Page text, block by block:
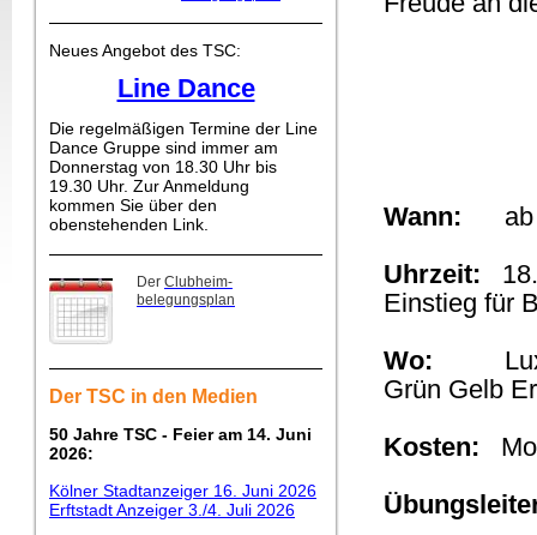
Neues Angebot des TSC:
Line Dance
Die regelmäßigen Termine der Line
Dance Gruppe sind immer am
Donnerstag von 18.30 Uhr bis
19.30 Uhr. Zur Anmeldung
kommen Sie über den
obenstehenden Link.
Der Clubheim-
belegungsplan
Der TSC in den Medien
50 Jahre TSC - Feier am 14. Juni
2026:
Kölner Stadtanzeiger 16. Juni 2026
Erftstadt Anzeiger 3./4. Juli 2026
Wann: ab
Uhrzeit:
Einstieg für
Wo:
Grün Gelb
Kosten: